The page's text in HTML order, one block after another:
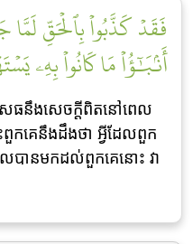
فَقَدۡ كَذَّبُواْ بِٱلۡحَقِّ
أَنۢبَٰٓؤُاْ مَا كَانُواْ بِهِۦ
ធនឹងសេចក្តីពិតនៅពេល
កគេនឹងដឹងថា អ្វីដែលពួក
លបានមកដល់ពួកគេនោះ វា